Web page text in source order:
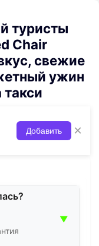
туристы
Chair
свежие
ужин
Добавить ×
▼